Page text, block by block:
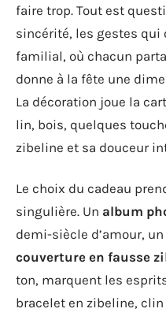
faire trop. Tout est
sincérité, les gestes qui
familial, où chacun
donne à la fête une
La décoration joue la
lin, bois, quelques
zibeline et sa douceur
Le choix du cadeau
singulière. Un album
demi-siècle d’amour,
couverture en fausse
ton, marquent les
bracelet en zibeline,